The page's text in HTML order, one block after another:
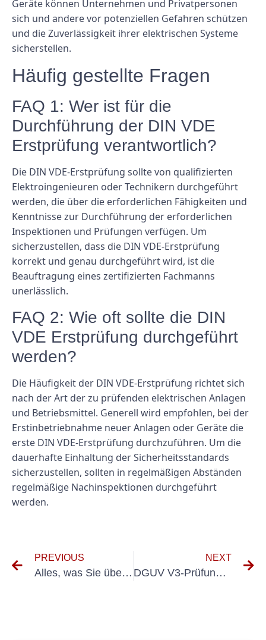
Geräte können Unternehmen und Privatpersonen
sich und andere vor potenziellen Gefahren schützen
und die Zuverlässigkeit ihrer elektrischen Systeme
sicherstellen.
Häufig gestellte Fragen
FAQ 1: Wer ist für die
Durchführung der DIN VDE
Erstprüfung verantwortlich?
Die DIN VDE-Erstprüfung sollte von qualifizierten
Elektroingenieuren oder Technikern durchgeführt
werden, die über die erforderlichen Fähigkeiten und
Kenntnisse zur Durchführung der erforderlichen
Inspektionen und Prüfungen verfügen. Um
sicherzustellen, dass die DIN VDE-Erstprüfung
korrekt und genau durchgeführt wird, ist die
Beauftragung eines zertifizierten Fachmanns
unerlässlich.
FAQ 2: Wie oft sollte die DIN
VDE Erstprüfung durchgeführt
werden?
Die Häufigkeit der DIN VDE-Erstprüfung richtet sich
nach der Art der zu prüfenden elektrischen Anlagen
und Betriebsmittel. Generell wird empfohlen, bei der
Erstinbetriebnahme neuer Anlagen oder Geräte die
erste DIN VDE-Erstprüfung durchzuführen. Um die
dauerhafte Einhaltung der Sicherheitsstandards
sicherzustellen, sollten in regelmäßigen Abständen
regelmäßige Nachinspektionen durchgeführt
werden.
PREVIOUS
Alles, was Sie über Geräteprüfung SNR 462638 wissen müssen
NEXT
DGUV V3-Prüfung verstehen: Wichtige Prüffristen beachten